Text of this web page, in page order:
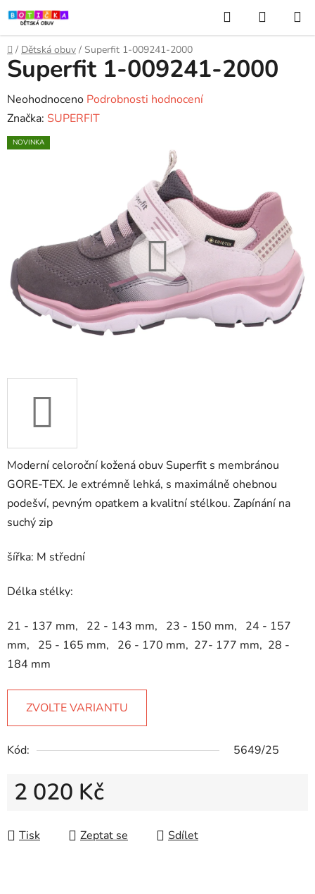
Přejít
na
obsah
Hledat
KOŠÍK
Domů
/ Dětská obuv / Superfit 1-009241-2000
Moderní celoroční kožená obuv Superfit s membránou
GORE-TEX. Je extrémně lehká, s maximálně ohebnou
podešví, pevným opatkem a kvalitní stélkou. Zapínání na
suchý zip
šířka: M střední
Délka stélky:
21 - 137 mm, 22 - 143 mm, 23 - 150 mm, 24 - 157
mm, 25 - 165 mm, 26 - 170 mm, 27- 177 mm, 28 -
184 mm
ZVOLTE VARIANTU
Kód: 5649/25
2 020 Kč
Tisk
Zeptat se Sdílet
Superfit 1-009241-2000
Průměrné
hodnocení
produktu
Neohodnoceno Podrobnosti hodnocení
Značka: SUPERFIT
NOVINKA